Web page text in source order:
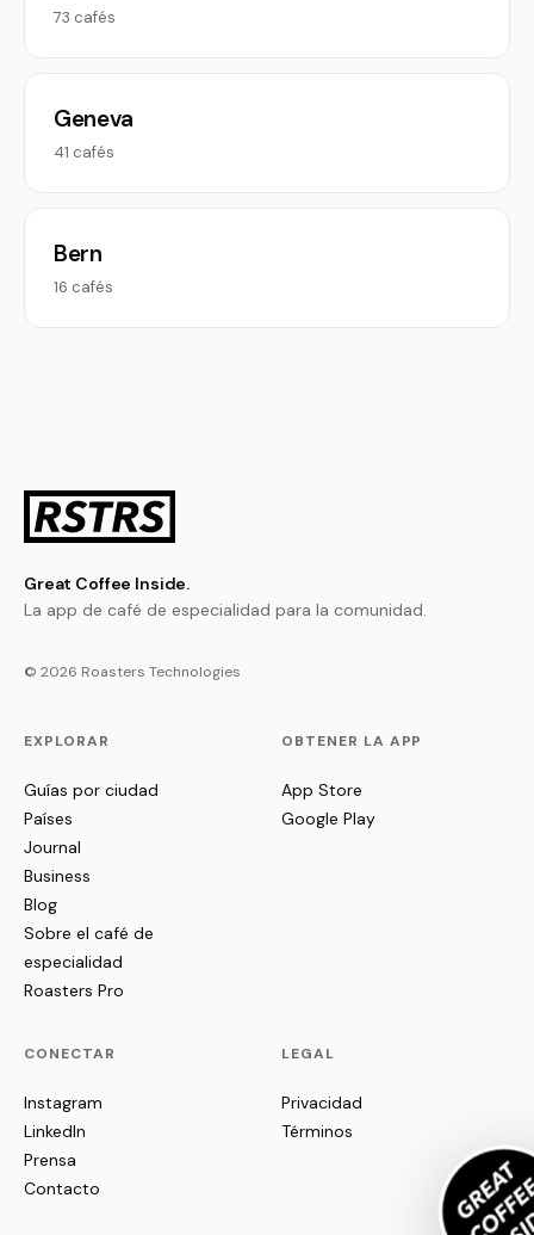
73 cafés
Geneva
41 cafés
Bern
16 cafés
Great Coffee Inside.
La app de café de especialidad para la comunidad.
© 2026 Roasters Technologies
EXPLORAR
Guías por ciudad
Países
Journal
Business
Blog
Sobre el café de
especialidad
Roasters Pro
OBTENER LA APP
App Store
Google Play
CONECTAR
Instagram
LinkedIn
Prensa
Contacto
LEGAL
Privacidad
Términos